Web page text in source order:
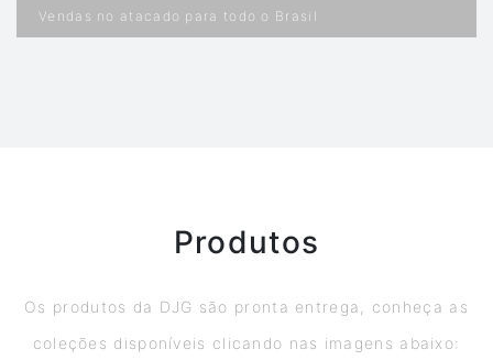
Vendas no atacado para todo o Brasil
Produtos
Os produtos da DJG são pronta entrega, conheça as
coleções disponíveis clicando nas imagens abaixo: